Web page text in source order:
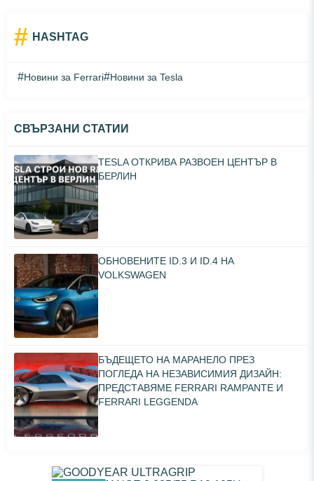
# HASHTAG
#Новини за Ferrari#Новини за Tesla
СВЪРЗАНИ СТАТИИ
TESLA ОТКРИВА РАЗВОЕН ЦЕНТЪР В
БЕРЛИН
ОБНОВЕНИТЕ ID.3 И ID.4 НА
VOLKSWAGEN
БЪДЕЩЕТО НА МАРАНЕЛО ПРЕЗ
ПОГЛЕДА НА НЕЗАВИСИМИЯ ДИЗАЙН:
ПРЕДСТАВЯМЕ FERRARI RAMPANTE И
FERRARI LEGGENDA